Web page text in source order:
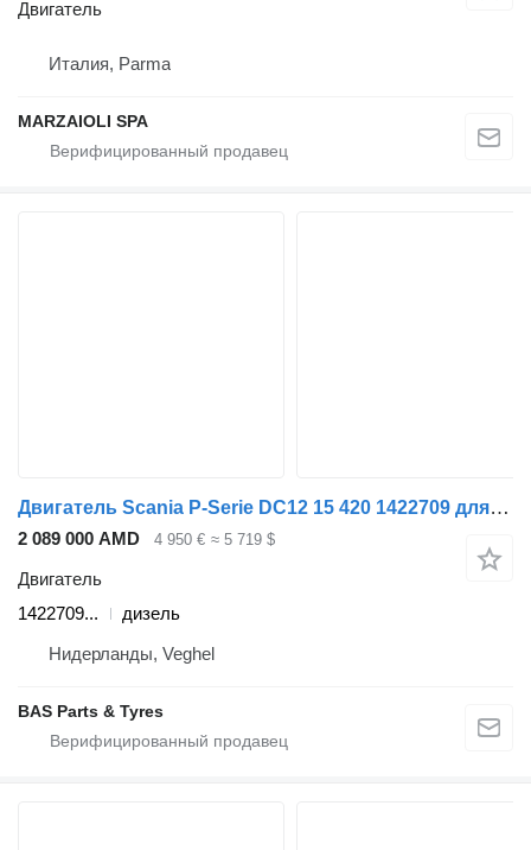
Двигатель
Италия, Parma
MARZAIOLI SPA
Двигатель Scania P-Serie DC12 15 420 1422709 для грузовика Scania P-Serie
2 089 000 AMD 4 950 € ≈ 5 719 $
Двигатель
1422709...
дизель
Нидерланды, Veghel
BAS Parts & Tyres